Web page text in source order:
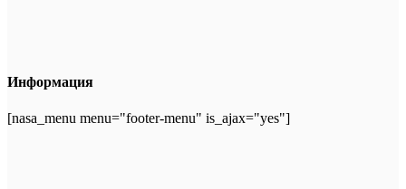
Информация
[nasa_menu menu="footer-menu" is_ajax="yes"]